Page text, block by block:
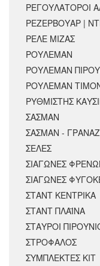
ΡΕΓΟΥΛΑΤΟΡΟΙ
ΡΕΖΕΡΒΟΥΑΡ |
ΡΕΛΕ ΜΙΖΑΣ
ΡΟΥΛΕΜΑΝ
ΡΟΥΛΕΜΑΝ
ΡΟΥΛΕΜΑΝ
ΡΥΘΜΙΣΤΗΣ
ΣΑΣΜΑΝ
ΣΑΣΜΑΝ -
ΣΕΛΕΣ
ΣΙΑΓΩΝΕΣ
ΣΙΑΓΩΝΕΣ
ΣΤΑΝΤ ΚΕΝΤΡΙΚΑ
ΣΤΑΝΤ ΠΛΑΪΝΑ
ΣΤΑΥΡΟΙ
ΣΤΡΟΦΑΛΟΣ
ΣΥΜΠΛΕΚΤΕΣ ΚΙΤ